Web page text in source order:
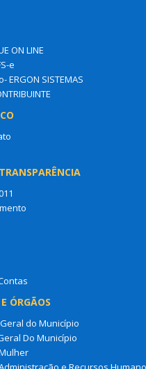
ON LINE
e
ERGON SISTEMAS
ÓRGÃOS
do Município
Do Município